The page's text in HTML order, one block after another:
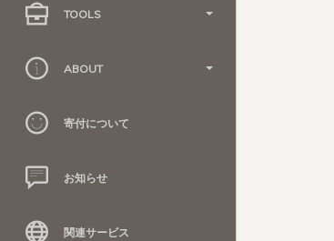
TOOLS
ABOUT
寄付について
お知らせ
関連サービス